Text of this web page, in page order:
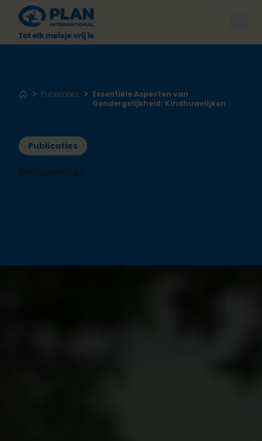
HomePublicaties
Essentiële Aspecten van
Gendergelijkheid: Kindhuwelijken
Publicaties
Kindhuwelijken